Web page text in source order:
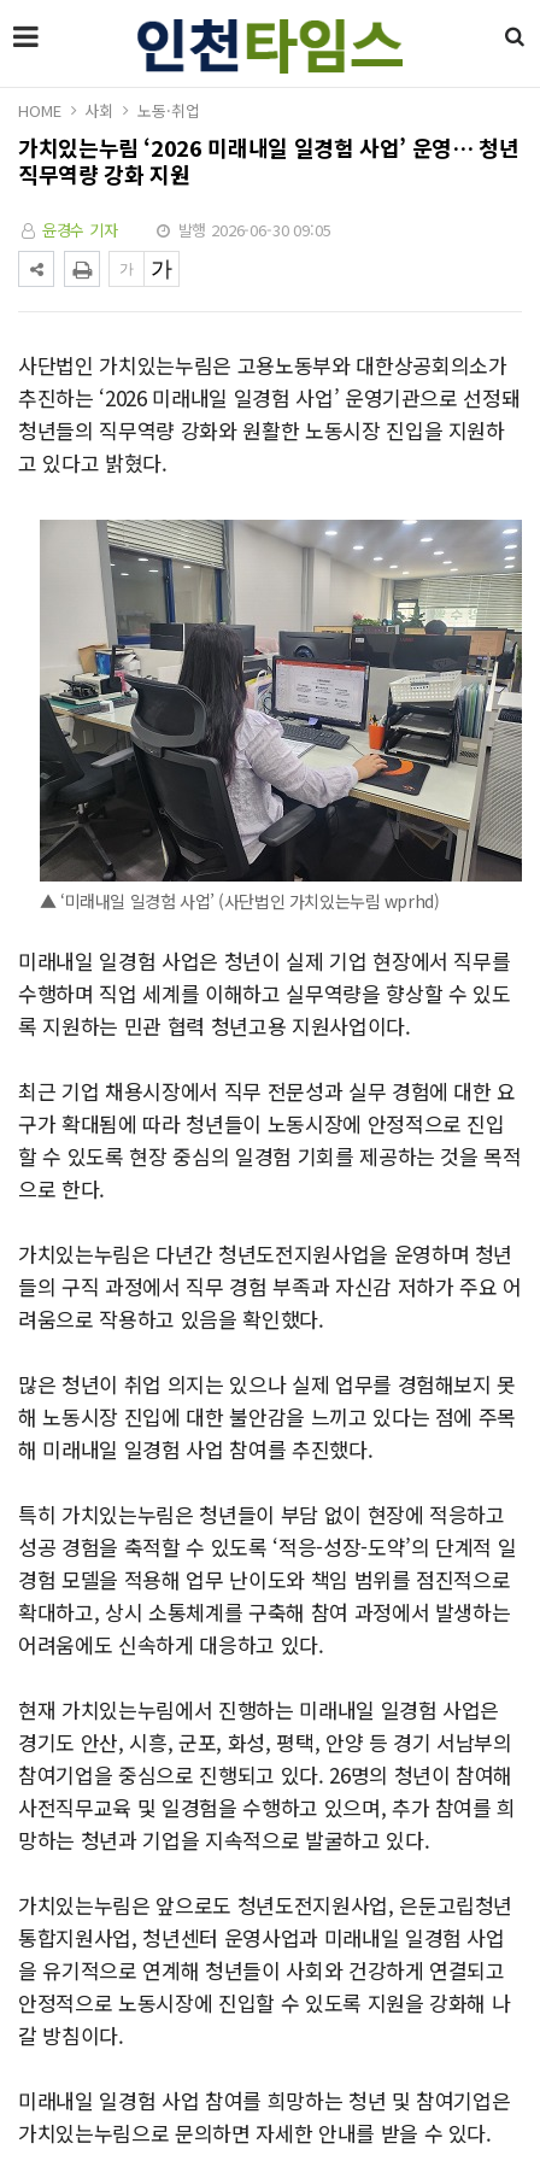
HOME 사회 노동·취업
가치있는누림 ‘2026 미래내일 일경험 사업’ 운영… 청년
직무역량 강화 지원
윤경수 기자 발행 2026-06-30 09:05
사단법인 가치있는누림은 고용노동부와 대한상공회의소가
추진하는 ‘2026 미래내일 일경험 사업’ 운영기관으로 선정돼
청년들의 직무역량 강화와 원활한 노동시장 진입을 지원하
고 있다고 밝혔다.
▲ ‘미래내일 일경험 사업’ (사단법인 가치있는누림 wprhd)
미래내일 일경험 사업은 청년이 실제 기업 현장에서 직무를
수행하며 직업 세계를 이해하고 실무역량을 향상할 수 있도
록 지원하는 민관 협력 청년고용 지원사업이다.
최근 기업 채용시장에서 직무 전문성과 실무 경험에 대한 요
구가 확대됨에 따라 청년들이 노동시장에 안정적으로 진입
할 수 있도록 현장 중심의 일경험 기회를 제공하는 것을 목적
으로 한다.
가치있는누림은 다년간 청년도전지원사업을 운영하며 청년
들의 구직 과정에서 직무 경험 부족과 자신감 저하가 주요 어
려움으로 작용하고 있음을 확인했다.
많은 청년이 취업 의지는 있으나 실제 업무를 경험해보지 못
해 노동시장 진입에 대한 불안감을 느끼고 있다는 점에 주목
해 미래내일 일경험 사업 참여를 추진했다.
특히 가치있는누림은 청년들이 부담 없이 현장에 적응하고
성공 경험을 축적할 수 있도록 ‘적응-성장-도약’의 단계적 일
경험 모델을 적용해 업무 난이도와 책임 범위를 점진적으로
확대하고, 상시 소통체계를 구축해 참여 과정에서 발생하는
어려움에도 신속하게 대응하고 있다.
현재 가치있는누림에서 진행하는 미래내일 일경험 사업은
경기도 안산, 시흥, 군포, 화성, 평택, 안양 등 경기 서남부의
참여기업을 중심으로 진행되고 있다. 26명의 청년이 참여해
사전직무교육 및 일경험을 수행하고 있으며, 추가 참여를 희
망하는 청년과 기업을 지속적으로 발굴하고 있다.
가치있는누림은 앞으로도 청년도전지원사업, 은둔고립청년
통합지원사업, 청년센터 운영사업과 미래내일 일경험 사업
을 유기적으로 연계해 청년들이 사회와 건강하게 연결되고
안정적으로 노동시장에 진입할 수 있도록 지원을 강화해 나
갈 방침이다.
미래내일 일경험 사업 참여를 희망하는 청년 및 참여기업은
가치있는누림으로 문의하면 자세한 안내를 받을 수 있다.